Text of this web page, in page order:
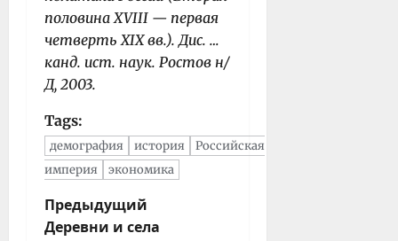
половина XVIII — первая
четверть XIX вв.). Дис. …
канд. ист. наук. Ростов н/
Д, 2003.
Tags:
демография история
Российская
империя
экономика
Н
а
Предыдущий
Деревни и села